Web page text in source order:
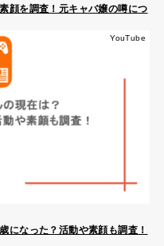
顔を調査！元キャバ嬢の噂につ
YouTube
になった？活動や素顔も調査！